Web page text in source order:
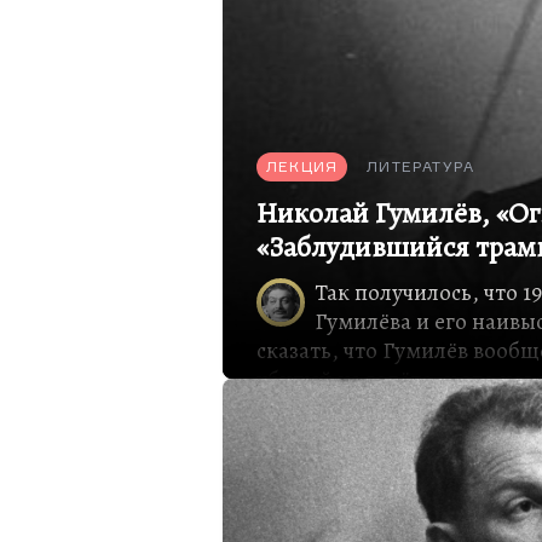
ЛЕКЦИЯ ЛИТЕРАТУРА
Николай Гумилёв,
«Заблудившийся
Так получилось, что
Гумилёва и его
сказать, что Гумилёв
убитый на взлёте, и это
страшном сбое
то ли о каком-то
непонятен.
Есть одна важная
пишет главную книгу.